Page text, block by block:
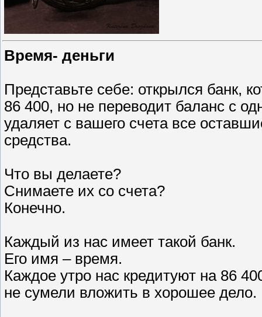
Время- деньги
Представьте себе: открылся банк,
86 400, но не переводит баланс с
удаляет с вашего счета все
средства.
Что вы делаете?
Снимаете их со счета?
Конечно.
Каждый из нас имеет такой банк.
Его имя – время.
Каждое утро нас кредитуют на 86
не сумели вложить в хорошее дело.